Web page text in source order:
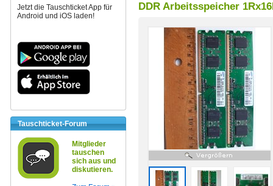
Jetzt die Tauschticket App für
Android und iOS laden!
Tauschticket-Forum
Mitglieder
tauschen
sich aus und
diskutieren.
DDR Arbeitsspeicher